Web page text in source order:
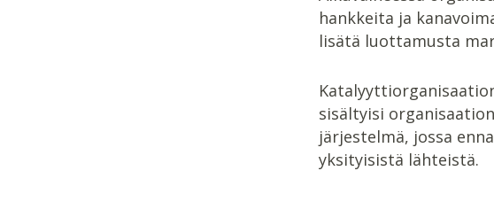
hankkeita ja
lisätä luottamusta
sisältyisi
järjestelmä, jossa
yksityisistä lähteistä.